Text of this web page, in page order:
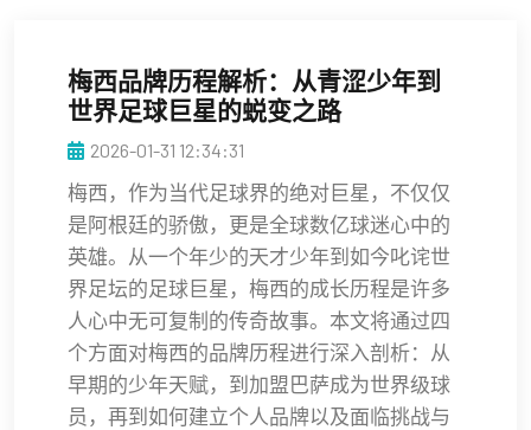
梅西品牌历程解析：从青涩少年到
世界足球巨星的蜕变之路
2026-01-31 12:34:31
梅西，作为当代足球界的绝对巨星，不仅仅
是阿根廷的骄傲，更是全球数亿球迷心中的
英雄。从一个年少的天才少年到如今叱诧世
界足坛的足球巨星，梅西的成长历程是许多
人心中无可复制的传奇故事。本文将通过四
个方面对梅西的品牌历程进行深入剖析：从
早期的少年天赋，到加盟巴萨成为世界级球
员，再到如何建立个人品牌以及面临挑战与